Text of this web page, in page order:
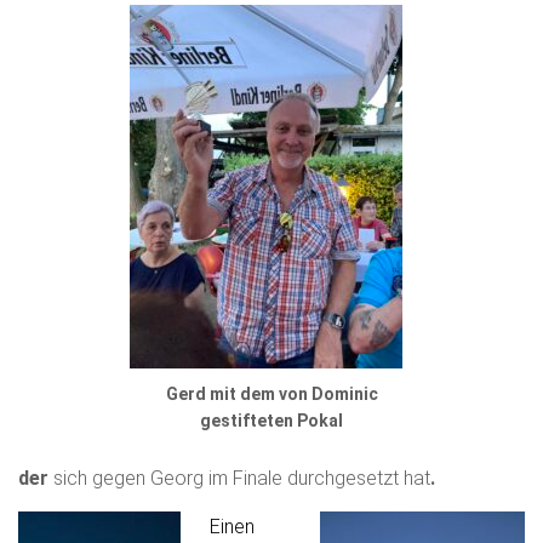
Gerd mit dem von Dominic
gestifteten Pokal
der sich gegen Georg im Finale durchgesetzt hat.
Einen